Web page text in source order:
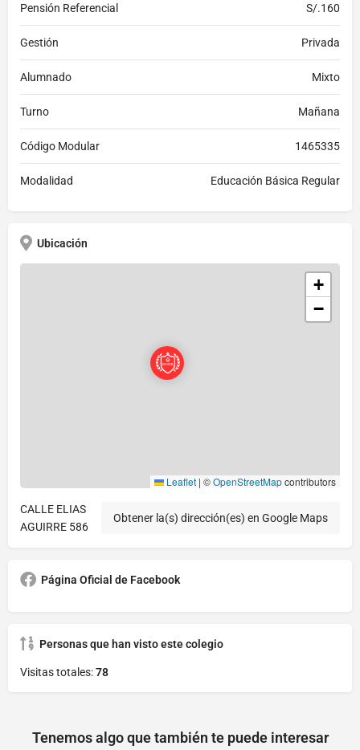
Pensión Referencial S/.160
Gestión Privada
Alumnado Mixto
Turno Mañana
Código Modular 1465335
Modalidad Educación Básica Regular
Ubicación
+
−
Leaflet | ©OpenStreetMapcontributors
CALLE ELIAS
AGUIRRE 586
Obtener la(s) dirección(es) en Google Maps
Página Oficial de Facebook
Personas que han visto este colegio
Visitas totales:78
Tenemos algo que también te puede interesar